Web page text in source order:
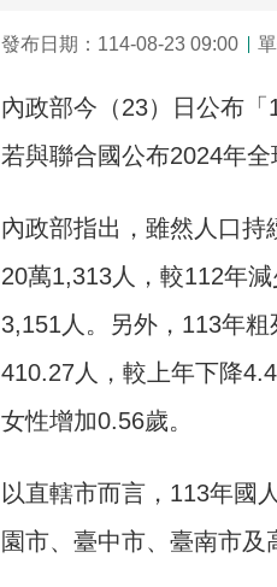
發布日期：114-08-23 09:00
內政部今（23）日公布
若與聯合國公布2024年
內政部指出，雖然人口
20萬1,313人，較112年
3,151人。另外，113年
410.27人，較上年下降
女性增加0.56歲。
以直轄市而言，113年國
園市、臺中市、臺南市及